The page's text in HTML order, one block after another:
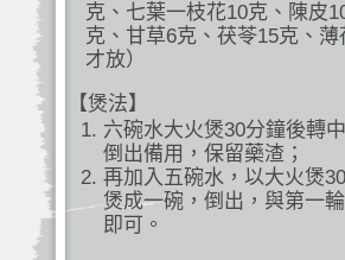
克、七葉一枝花10克、陳皮
克、甘草6克、茯苓15克、
才放）
【煲法】
六碗水大火煲30分鐘後轉
倒出備用，保留藥渣；
再加入五碗水，以大火煲
煲成一碗，倒出，與第一
即可。